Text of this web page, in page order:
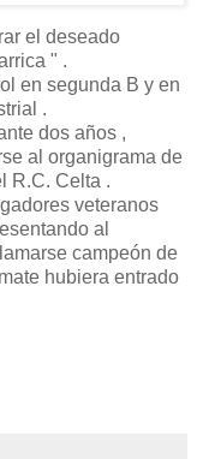
el deseado
" .
en segunda B y en
.
dos años ,
al organigrama de
R.C. Celta .
veteranos
al
campeón de
hubiera entrado